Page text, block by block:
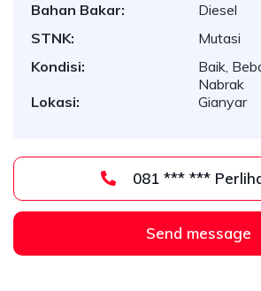
Bahan Bakar:
Diesel
STNK:
Mutasi
Kondisi:
Baik,
Nabrak
Lokasi:
Gianyar
081 *** ***
Send message